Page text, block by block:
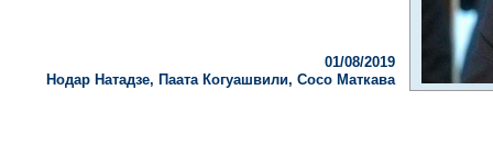
01/08/2019
Нодар Натадзе, Паата Когуашвили, Сосо Маткава